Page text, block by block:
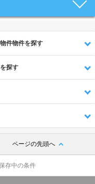
件物件を探す
探す
ページの先頭へ
存中の条件